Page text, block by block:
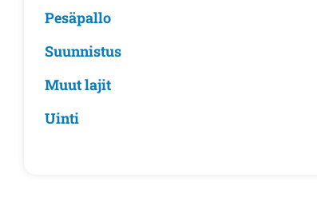
Pesäpallo
Suunnistus
Muut lajit
Uinti